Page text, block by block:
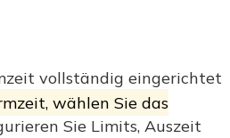
vollständig eingerichtet
wählen Sie das
Sie Limits, Auszeit